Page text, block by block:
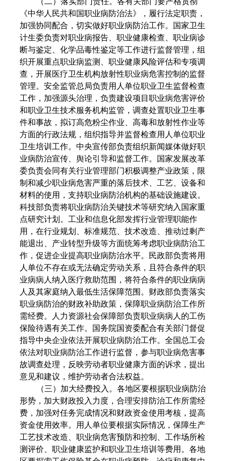
《中华人民共和国职业病防治法》，履行法定职责，
加强协同配合，切实做好职业病防治工作。国家卫生
计生委负责对职业病报告、职业健康检查、职业病诊
断与鉴定、化学品毒性鉴定等工作进行监督管理，组
织开展重点职业病监测、职业健康风险评估和专项调
查，开展医疗卫生机构放射性职业病危害控制的监督
管理。安全监管总局负责用人单位职业卫生监督检查
工作，加强源头治理，负责建设项目职业病危害评价
和职业卫生技术服务机构监管，调查处置职业卫生事
件和事故，拟订高危粉尘作业、高毒和放射性作业等
方面的行政法规，组织指导并监督检查用人单位职业
卫生培训工作。中央宣传部负责组织新闻媒体做好职
业病防治宣传、舆论引导和监督工作。国家发展改革
委负责会同有关行业管理部门积极调整产业政策，限
制和减少职业病危害严重的落后技术、工艺、设备和
材料的使用，支持职业病防治机构的基础设施建设。
科技部负责将职业病防治关键技术等研究纳入国家重
点研究计划。工业和信息化部发挥行业管理职能作
用，在行业规划、标准规范、技术改造、推动过剩产
能退出、产业转型升级等方面统筹考虑职业病防治工
作，促进企业提高职业病防治水平。民政部负责将用
人单位不存在或无法确定劳动关系，且符合条件的职
业病病人纳入医疗救助范围，将符合条件的职业病病
人及其家庭纳入最低生活保障范围。财政部负责落实
职业病防治的财政补助政策，保障职业病防治工作所
需经费。人力资源社会保障部负责职业病病人的工伤
保险待遇有关工作。国务院国资委配合有关部门督促
指导中央企业依法开展职业病防治工作。全国总工会
依法对职业病防治工作进行监督，参与职业病危害事
故调查处理，反映劳动者职业健康方面的诉求，提出
意见和建议，维护劳动者合法权益。
（三）加大经费投入。各地区要根据职业病防治
形势，加大财政投入力度，合理安排防治工作所需经
费，加强对任务完成情况和财政资金使用考核，提高
资金使用效率。用人单位要根据实际情况，保障生产
工艺技术改造、职业病危害预防和控制、工作场所检
测评价、职业健康监护和职业卫生培训等费用。各地